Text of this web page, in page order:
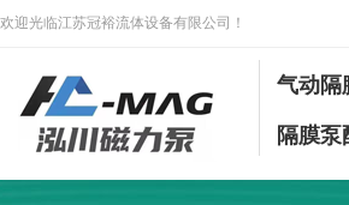
欢迎光临江苏冠裕流体设备有限公司！
气动隔
隔膜